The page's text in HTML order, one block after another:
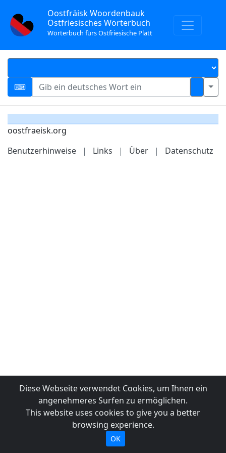
Oostfräisk Woordenbauk
Ostfriesisches Wörterbuch
Wörterbuch fürs Ostfriesische Platt
oostfraeisk.org
Benutzerhinweise
| Links | Über | Datenschutz
Diese Webseite verwendet Cookies, um Ihnen ein
angenehmeres Surfen zu ermöglichen.
This website uses cookies to give you a better
browsing experience.
OK